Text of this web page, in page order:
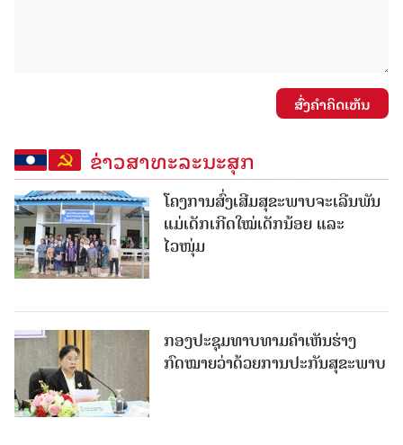
ສົ່ງຄໍາຄິດເຫັນ
ຂ່າວສາທະລະນະສຸກ
ໂຄງການສົ່ງເສີມສຸຂະພາບຈະເລີນພັນ
ແມ່ເດັກເກີດໃໝ່ເດັກນ້ອຍ ແລະ
ໄວໜຸ່ມ
ກອງປະຊຸມທາບທາມຄໍາເຫັນຮ່າງ
ກົດໝາຍວ່າດ້ວຍການປະກັນສຸຂະພາບ